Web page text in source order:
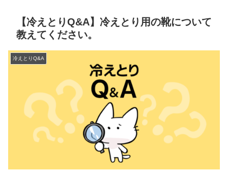
【冷えとりQ&A】冷えとり用の靴について
教えてください。
冷えとりQ&A